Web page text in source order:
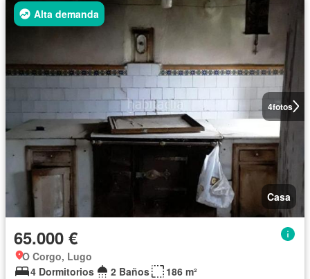
4fotos
Alta demanda
Casa
65.000 €
O Corgo, Lugo
4 Dormitorios
2 Baños
186 m²